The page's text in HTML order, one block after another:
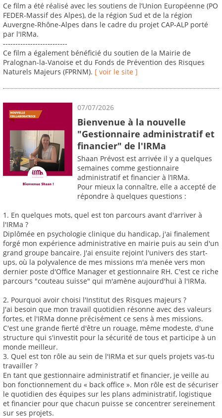
Ce film a été réalisé avec les soutiens de l’Union Européenne (PO
FEDER-Massif des Alpes), de la région Sud et de la région
Auvergne-Rhône-Alpes dans le cadre du projet CAP-ALP porté
par l'IRMa.
--------------------------
Ce film a également bénéficié du soutien de la Mairie de
Pralognan-la-Vanoise et du Fonds de Prévention des Risques
Naturels Majeurs (FPRNM). [ voir le site ]
07/07/2026
Bienvenue à la nouvelle
"Gestionnaire administratif et
financier" de l'IRMa
Shaan Prévost est arrivée il y a quelques
semaines comme gestionnaire
administratif et financier à l’IRMa.
Pour mieux la connaître, elle a accepté de
répondre à quelques questions :
1. En quelques mots, quel est ton parcours avant d'arriver à
l'IRMa ?
Diplômée en psychologie clinique du handicap, j'ai finalement
forgé mon expérience administrative en mairie puis au sein d'un
grand groupe bancaire. J'ai ensuite rejoint l'univers des start-
ups, où la polyvalence de mes missions m'a menée vers mon
dernier poste d'Office Manager et gestionnaire RH. C'est ce riche
parcours "couteau suisse" qui m'amène aujourd'hui à l'IRMa.
2. Pourquoi avoir choisi l'Institut des Risques majeurs ?
J'ai besoin que mon travail quotidien résonne avec des valeurs
fortes, et l'IRMa donne précisément ce sens à mes missions.
C'est une grande fierté d'être un rouage, même modeste, d'une
structure qui s'investit pour la sécurité de tous et participe à un
monde meilleur.
3. Quel est ton rôle au sein de l'IRMa et sur quels projets vas-tu
travailler ?
En tant que gestionnaire administratif et financier, je veille au
bon fonctionnement du « back office ». Mon rôle est de sécuriser
le quotidien des équipes sur les plans administratif, logistique
et financier pour que chacun puisse se concentrer sereinement
sur ses projets.